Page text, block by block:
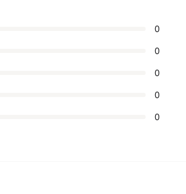
0
0
0
0
0